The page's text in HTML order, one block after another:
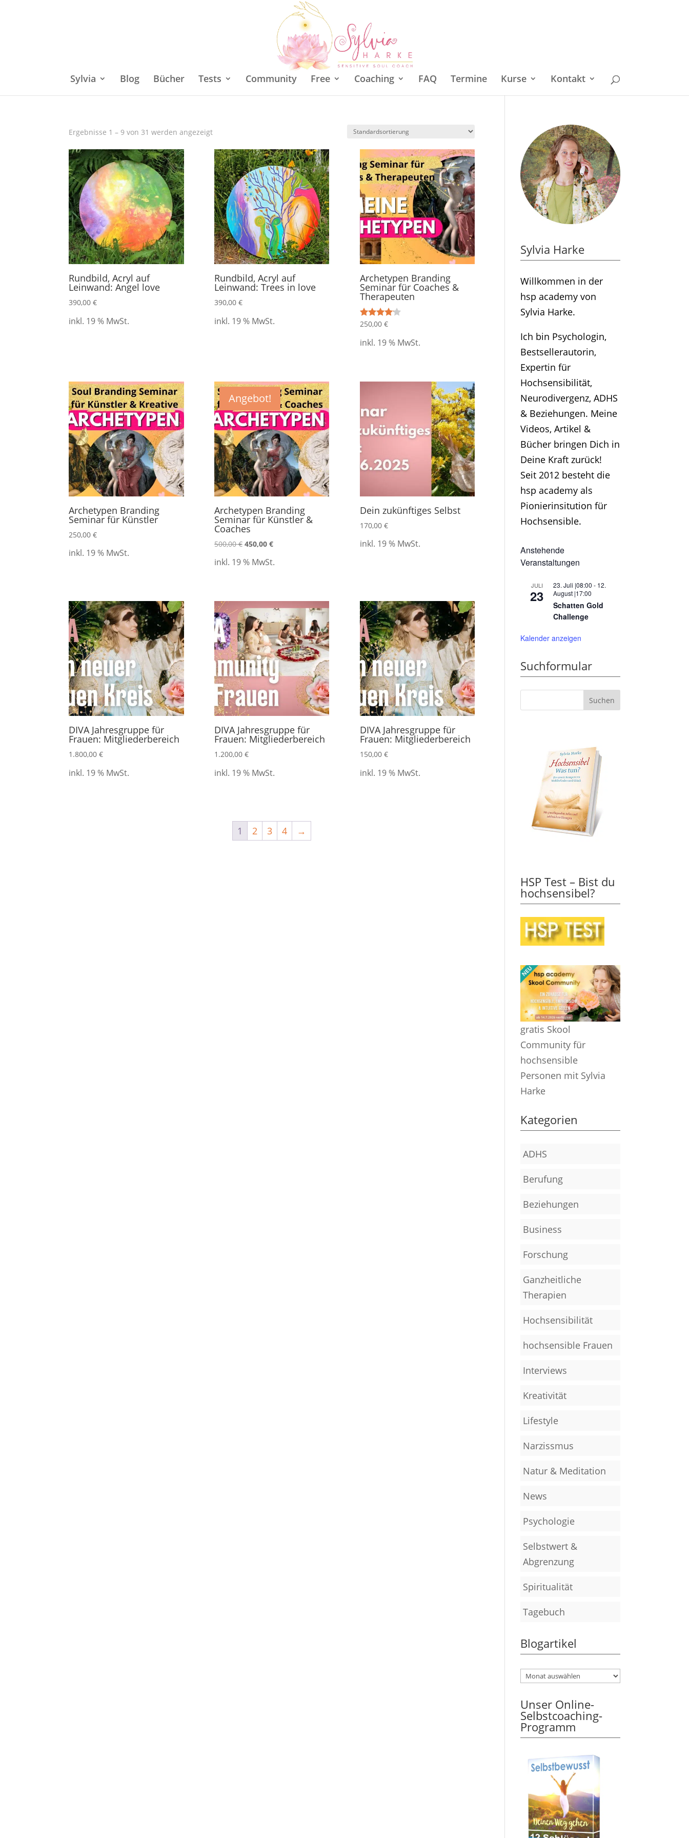
Sylvia Blog Bücher Tests Community Free Coaching FAQ Termine Kurse Kontakt
Ergebnisse 1 – 9 von 31 werden angezeigt
Rundbild, Acryl auf
Leinwand: Angel love
390,00€
inkl. 19 % MwSt.
Rundbild, Acryl auf
Leinwand: Trees in love
390,00 €
inkl. 19 % MwSt.
Archetypen Branding
Seminar für Coaches &
Therapeuten
Bewertet
4.00
von 5
250,00 €
inkl. 19 % MwSt.
Archetypen Branding
Seminar für Künstler
250,00€
inkl. 19 % MwSt.
Angebot!
Archetypen Branding
Seminar für Künstler &
Coaches
500,00€ 450,00 €
inkl. 19 % MwSt.
Dein zukünftiges Selbst
170,00 €
inkl. 19 % MwSt.
DIVA Jahresgruppe für
Frauen: Mitgliederbereich
1.800,00€
inkl. 19 % MwSt.
DIVA Jahresgruppe für
Frauen: Mitgliederbereich
1.200,00 €
inkl. 19 % MwSt.
DIVA Jahresgruppe für
Frauen: Mitgliederbereich
150,00 €
inkl. 19 % MwSt.
1 2 3 4 →
Sylvia Harke
Willkommen in der
hsp academy von
Sylvia Harke.
Ich bin Psychologin,
Bestsellerautorin,
Expertin für
Hochsensibilität,
Neurodivergenz, ADHS
& Beziehungen. Meine
Videos, Artikel &
Bücher bringen Dich in
Deine Kraft zurück!
Seit 2012 besteht die
hsp academy als
Pionierinsitution für
Hochsensible.
Anstehende
Veranstaltungen
JULI
23
23. Juli |08:00 - 12.
August |17:00
Schatten Gold
Challenge
Kalender anzeigen
Suchformular
HSP Test – Bist du
hochsensibel?
gratis Skool
Community für
hochsensible
Personen mit Sylvia
Harke
Kategorien
ADHS
Berufung
Beziehungen
Business
Forschung
Ganzheitliche
Therapien
Hochsensibilität
hochsensible Frauen
Interviews
Kreativität
Lifestyle
Narzissmus
Natur & Meditation
News
Psychologie
Selbstwert &
Abgrenzung
Spiritualität
Tagebuch
Blogartikel
Unser Online-
Selbstcoaching-
Programm